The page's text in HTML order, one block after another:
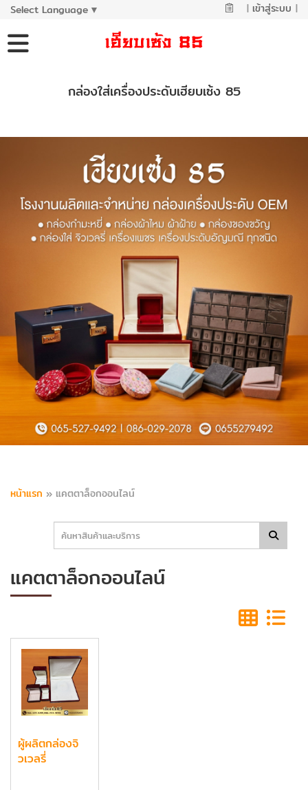
Select Language ▼ | เข้าสู่ระบบ |
กล่องใส่เครื่องประดับเฮียบเซ้ง 85
หน้าแรก » แคตตาล็อกออนไลน์
แคตตาล็อกออนไลน์
ผู้ผลิตกล่องจิ
วเวลรี่